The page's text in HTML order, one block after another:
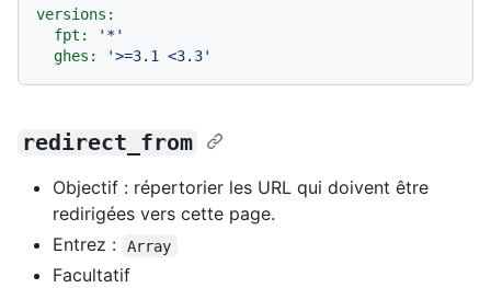
versions:
fpt:
'*'
ghes:
'>=3.1 <3.3'
redirect_from
Objectif : répertorier les URL qui doivent être
redirigées vers cette page.
Entrez :
Array
Facultatif